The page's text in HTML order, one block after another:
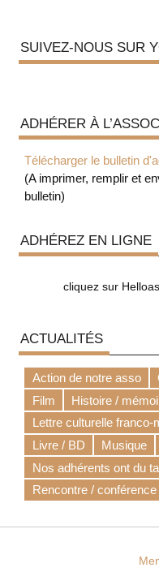
SUIVEZ-NOUS SUR
ADHÉRER À
Télécharger le bulletin
(A imprimer, remplir et
bulletin)
ADHÉREZ EN LIGNE
cliquez sur
ACTUALITÉS
Action de notre asso
Film
Histoire /
Lettre culturelle franco-
Livre / BD
Musique
Nos adhérents ont du
Rencontre / conférence